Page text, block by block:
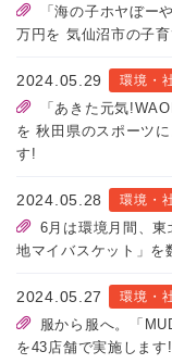
「海の子ホヤぼー
万円を 気仙沼市の子
2024.05.29 環境・
「あきた元気
を 秋田県のスポーツ
す!
2024.05.28 環境・
6月は環境月間、
地マイバスケット」を
2024.05.27 環境・
服から服へ。「
を43店舗で実施します!